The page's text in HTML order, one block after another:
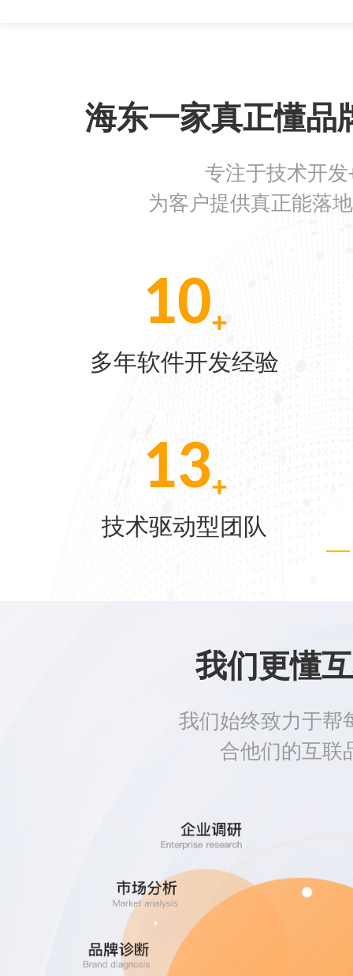
[11-05]
[08-19]
[05-28]
[05-21]
海东一家真正懂品
专注于技术开
为客户提供真正能落
10+
多年软件开发经验
30+
技术驱动型团队
我们更懂
我们始终致力于帮
合他们的互联